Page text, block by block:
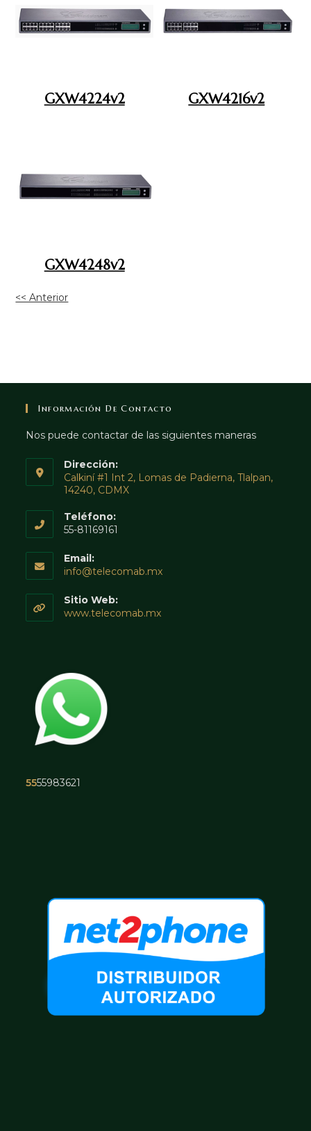
GXW4224v2 GXW4216v2
GXW4248v2
<< Anterior
Información De Contacto
Nos puede contactar de las siguientes maneras
Dirección:
Calkiní #1 Int 2, Lomas de Padierna, Tlalpan,
14240, CDMX
Teléfono:
55-81169161
Email:
info@telecomab.mxAbre
Sitio Web:
www.telecomab.mx
5555983621